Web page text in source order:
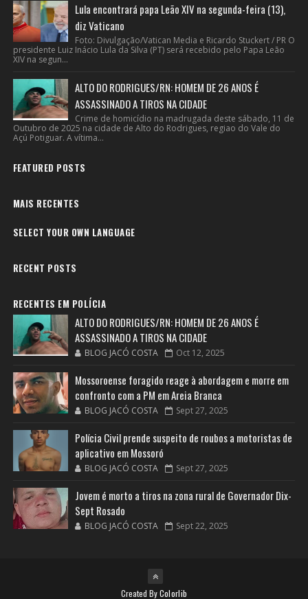
Lula encontrará papa Leão XIV na segunda-feira (13),
diz Vaticano
Foto: Divulgação/Vatican Media e Ricardo Stuckert / PR O
presidente Luiz Inácio Lula da Silva (PT) será recebido pelo Papa Leão
XIV na segun...
ALTO DO RODRIGUES/RN: HOMEM DE 26 ANOS É
ASSASSINADO A TIROS NA CIDADE
Crime de homicídio na madrugada deste sábado, 11 de
Outubro de 2025 na cidade de Alto do Rodrigues, regiao do Vale do
Açú Potiguar. A vítima...
FEATURED POSTS
MAIS RECENTES
SELECT YOUR OWN LANGUAGE
RECENT POSTS
RECENTES EM POLÍCIA
ALTO DO RODRIGUES/RN: HOMEM DE 26 ANOS É
ASSASSINADO A TIROS NA CIDADE
BLOG JACÓ COSTA Oct 12, 2025
Mossoroense foragido reage à abordagem e morre em
confronto com a PM em Areia Branca
BLOG JACÓ COSTA Sept 27, 2025
Polícia Civil prende suspeito de roubos a motoristas de
aplicativo em Mossoró
BLOG JACÓ COSTA Sept 27, 2025
Jovem é morto a tiros na zona rural de Governador Dix-
Sept Rosado
BLOG JACÓ COSTA Sept 22, 2025
Created ByColorlib